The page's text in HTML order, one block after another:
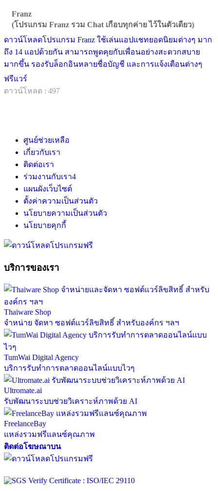
Franz
(โปรแกรม Franz รวม Chat เกือบทุกค่าย ไว้ในตัวเดียว)
ดาวน์โหลดโปรแกรม Franz ใช้เล่นแอปแชทยอดนิยมต่างๆ มาก
ถึง 14 แอปด้วยกัน สามารถพูดคุยกับเพื่อนอย่างสะดวกสบาย
มากขึ้น รองรับล็อกอินหลายชื่อบัญชี และการแจ้งเตือนต่างๆ
ฟรีแวร์
ดาวน์โหลด : 497
ศูนย์ช่วยเหลือ
เกี่ยวกับเรา
ติดต่อเรา
ร่วมงานกับเรา4
แผนผังเว็บไซต์
ตั้งค่าความเป็นส่วนตัว
นโยบายความเป็นส่วนตัว
นโยบายคุกกี้
บริการของเรา
Thaiware Shop
จำหน่าย จัดหา ซอฟต์แวร์ลิขสิทธิ์ สำหรับองค์กร ฯลฯ
TumWai Digital Agency
บริการรับทำการตลาดออนไลน์แบบไวๆ
Ultromate.ai
รับพัฒนาระบบช่วยวิเคราะห์ภาพด้วย AI
FreelanceBay
แหล่งรวมฟรีแลนซ์คุณภาพ
ติดต่อโฆษณาบน